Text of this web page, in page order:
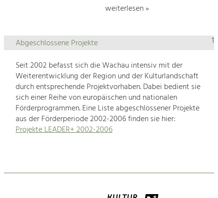
weiterlesen »
1
Abgeschlossene Projekte
Seit 2002 befasst sich die Wachau intensiv mit der
Weiterentwicklung der Region und der Kulturlandschaft
durch entsprechende Projektvorhaben. Dabei bedient sie
sich einer Reihe von europäischen und nationalen
Förderprogrammen. Eine Liste abgeschlossener Projekte
aus der Förderperiode 2002-2006 finden sie hier:
Projekte LEADER+ 2002-2006